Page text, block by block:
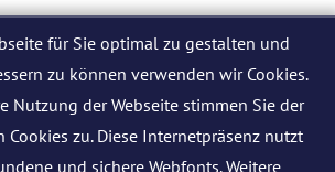
für Sie optimal zu gestalten und
zu können verwenden wir Cookies.
Nutzung der Webseite stimmen Sie der
Cookies zu. Diese Internetpräsenz nutzt
und sichere Webfonts. Weitere